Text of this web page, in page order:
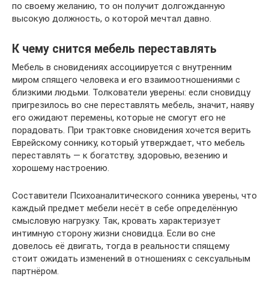
по своему желанию, то он получит долгожданную
высокую должность, о которой мечтал давно.
К чему снится мебель переставлять
Мебель в сновидениях ассоциируется с внутренним
миром спящего человека и его взаимоотношениями с
близкими людьми. Толкователи уверены: если сновидцу
пригрезилось во сне переставлять мебель, значит, наяву
его ожидают перемены, которые не смогут его не
порадовать. При трактовке сновидения хочется верить
Еврейскому соннику, который утверждает, что мебель
переставлять — к богатству, здоровью, везению и
хорошему настроению.
Составители Психоаналитического сонника уверены, что
каждый предмет мебели несёт в себе определённую
смысловую нагрузку. Так, кровать характеризует
интимную сторону жизни сновидца. Если во сне
довелось её двигать, тогда в реальности спящему
стоит ожидать изменений в отношениях с сексуальным
партнёром.